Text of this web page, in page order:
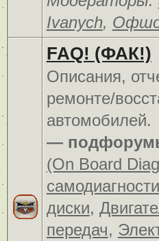
Ivanych,
FAQ! (ФАК!)
Описания,
ремонте/
автомобилей.
—
(On Board
диски,
передач,